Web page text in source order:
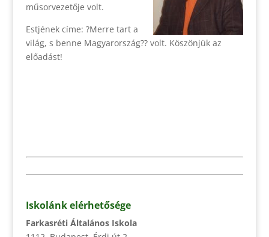
műsorvezetője volt.
Estjének címe: ?Merre tart a
világ, s benne Magyarország?? volt. Köszönjük az
előadást!
Iskolánk elérhetősége
Farkasréti Általános Iskola